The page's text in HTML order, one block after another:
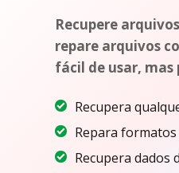
Recupere
repare arquivos
fácil de usar, mas
Recupera
Repara
Recupera dados